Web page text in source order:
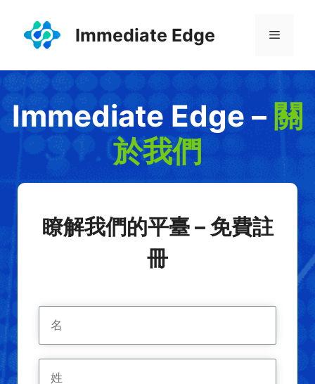
內
容
Immediate Edge 選
Immediate Edge – 關
於我們
瞭解我們的平臺 – 免費註
冊